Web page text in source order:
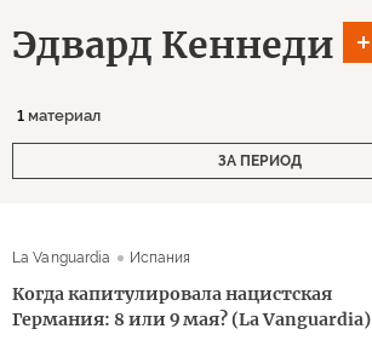
Эдвард Кеннеди
1 материал
ЗА ПЕРИОД
La Vanguardia Испания
Когда капитулировала нацистская
Германия: 8 или 9 мая? (La Vanguardia)